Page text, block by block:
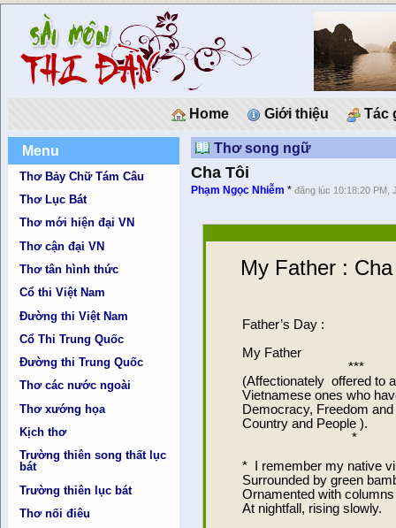
Home Giới thiệu Tác
Menu
Thơ Bảy Chữ Tám Câu
Thơ Lục Bát
Thơ mới hiện đại VN
Thơ cận đại VN
Thơ tân hình thức
Cổ thi Việt Nam
Đường thi Việt Nam
Cổ Thi Trung Quốc
Đường thi Trung Quốc
Thơ các nước ngoài
Thơ xướng họa
Kịch thơ
Trường thiên song thất lục
bát
Trường thiên lục bát
Thơ nối điêu
Thơ song ngữ
Cha Tôi
Phạm Ngọc Nhiễm *đăng lúc 10:18:20 PM,
My Father :
Father’s Day :
My Father
***
(Affectionately offered to
Vietnamese ones who
Democracy, Freedom
Country and People ).
* I remember my native
Surrounded by green
Ornamented with
At nightfall, rising slowly.